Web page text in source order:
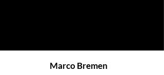
Marco Bremen